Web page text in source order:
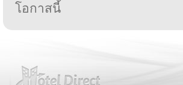
โอกาสนี้